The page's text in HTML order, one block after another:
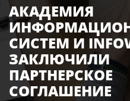
АКАДЕМИЯ
СИСТЕМ И
ЗАКЛЮЧИЛИ
ПАРТНЕРСКОЕ
СОГЛАШЕНИЕ